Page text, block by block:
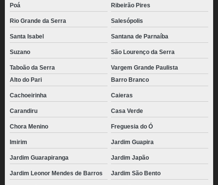
Poá Ribeirão Pires
Rio Grande da Serra Salesópolis
Santa Isabel Santana de Parnaíba
Suzano São Lourenço da Serra
Taboão da Serra
Vargem Grande Paulista
Alto do Pari
Barro Branco
Cachoeirinha Caieras
Carandiru Casa Verde
Chora Menino Freguesia do Ó
Imirim Jardim Guapira
Jardim Guarapiranga Jardim Japão
Jardim Leonor Mendes de Barros Jardim São Bento